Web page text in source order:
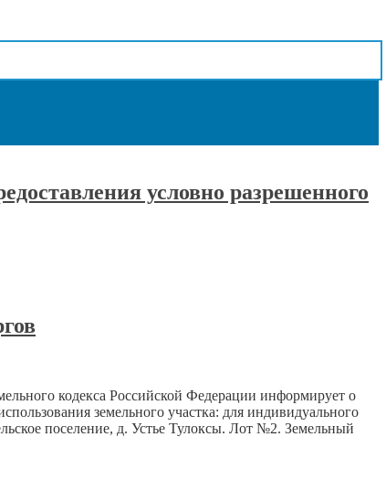
условно разрешенного
кодекса Российской Федерации информирует о
земельного участка: для индивидуального
поселение, д. Устье Тулоксы. Лот №2. Земельный